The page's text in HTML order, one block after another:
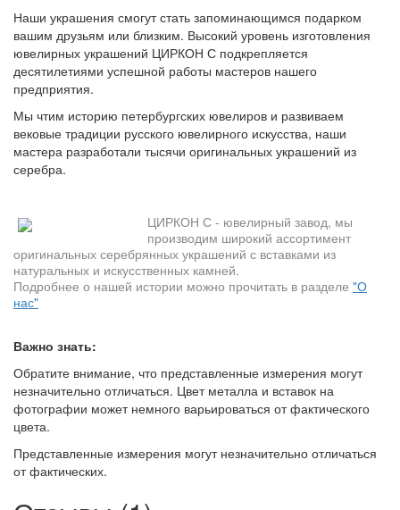
Наши украшения смогут стать запоминающимся подарком
вашим друзьям или близким. Высокий уровень изготовления
ювелирных украшений ЦИРКОН С подкрепляется
десятилетиями успешной работы мастеров нашего
предприятия.
Мы чтим историю петербургских ювелиров и развиваем
вековые традиции русского ювелирного искусства, наши
мастера разработали тысячи оригинальных украшений из
серебра.
ЦИРКОН С - ювелирный завод, мы
производим широкий ассортимент
оригинальных серебрянных украшений с вставками из
натуральных и искусственных камней.
Подробнее о нашей истории можно прочитать в разделе "О
нас"
Важно знать:
Обратите внимание, что представленные измерения могут
незначительно отличаться. Цвет металла и вставок на
фотографии может немного варьироваться от фактического
цвета.
Представленные измерения могут незначительно отличаться
от фактических.